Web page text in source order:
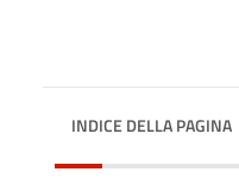
INDICE DELLA PAGINA